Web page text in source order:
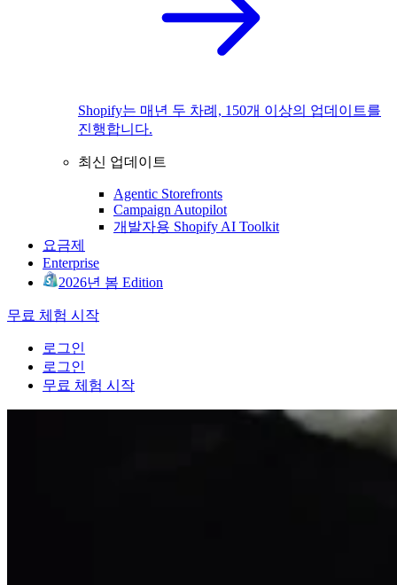
Shopify는 매년 두 차례, 150개 이상의 업데이트를
진행합니다.
최신 업데이트
Agentic Storefronts
Campaign Autopilot
개발자용 Shopify AI Toolkit
요금제
Enterprise
2026년 봄 Edition
무료 체험 시작
로그인
로그인
무료 체험 시작